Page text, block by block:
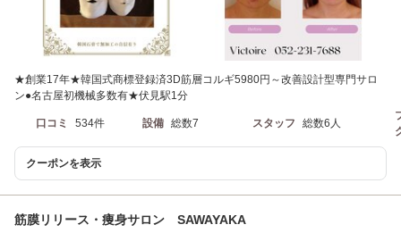
★創業17年★韓国式商標登録済3D筋層コルギ5980円～改善設計型専門サロ
ン●名古屋初機械多数有★伏見駅1分
口コミ 534件 設備 総数7 スタッフ 総数6人
クーポンを表示
筋膜リリース・痩身サロン SAWAYAKA